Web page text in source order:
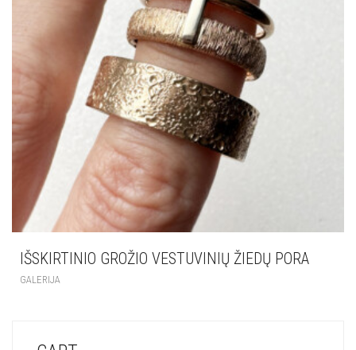
IŠSKIRTINIO GROŽIO VESTUVINIŲ ŽIEDŲ PORA
GALERIJA